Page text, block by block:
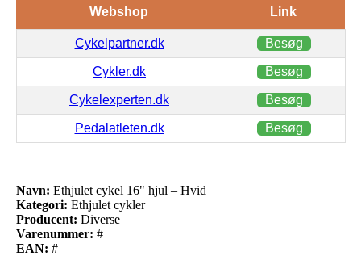
Webshop Link
Cykelpartner.dk Besøg
Cykler.dk Besøg
Cykelexperten.dk Besøg
Pedalatleten.dk Besøg
Navn: Ethjulet cykel 16" hjul – Hvid
Kategori: Ethjulet cykler
Producent: Diverse
Varenummer: #
EAN: #